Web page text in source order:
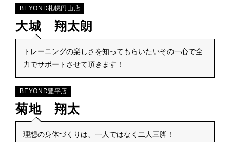
BEYOND札幌円山店
大城 翔太朗
トレーニングの楽しさを知ってもらいたいその一心で全
力でサポートさせて頂きます！
BEYOND豊平店
菊地 翔太
理想の身体づくりは、一人ではなく二人三脚！